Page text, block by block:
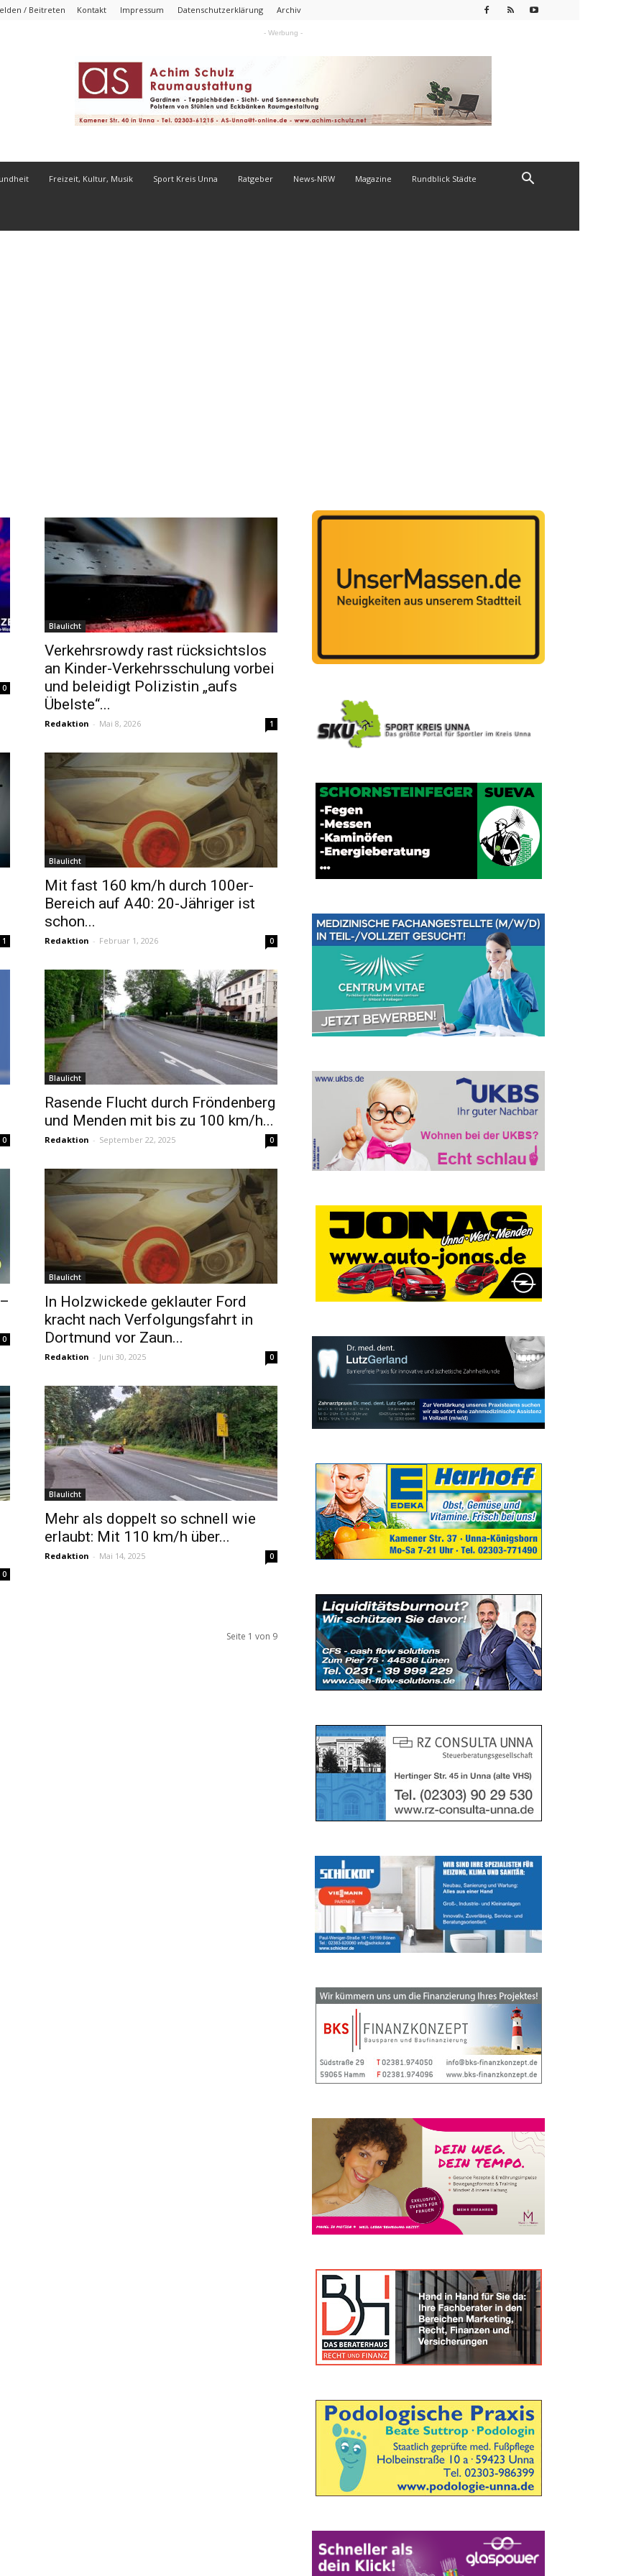
/ Beitreten Kontakt Impressum Datenschutzerklärung Archiv
- Werbung -
Freizeit, Kultur, Musik Sport Kreis Unna Ratgeber News-NRW Magazine Rundblick Städte
0
Blaulicht
Verkehrsrowdy rast rücksichtslos
an Kinder-Verkehrsschulung vorbei
und beleidigt Polizistin „aufs
Übelste“...
Redaktion - Mai 8, 2026 1
1
Blaulicht
Mit fast 160 km/h durch 100er-
Bereich auf A40: 20-Jähriger ist
schon...
Redaktion - Februar 1, 2026 0
0
Blaulicht
Rasende Flucht durch Fröndenberg
und Menden mit bis zu 100 km/h...
Redaktion - September 22, 2025 0
0
Blaulicht
In Holzwickede geklauter Ford
kracht nach Verfolgungsfahrt in
Dortmund vor Zaun...
Redaktion - Juni 30, 2025 0
0
Blaulicht
Mehr als doppelt so schnell wie
erlaubt: Mit 110 km/h über...
Redaktion - Mai 14, 2025 0
Seite 1 von 9